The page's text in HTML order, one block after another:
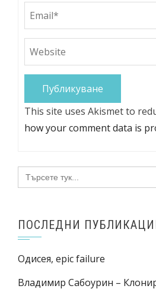
This site uses Akismet to
how your comment data is
Search
for:
ПОСЛЕДНИ
Одисея, epic failure
Владимир Сабоурин –